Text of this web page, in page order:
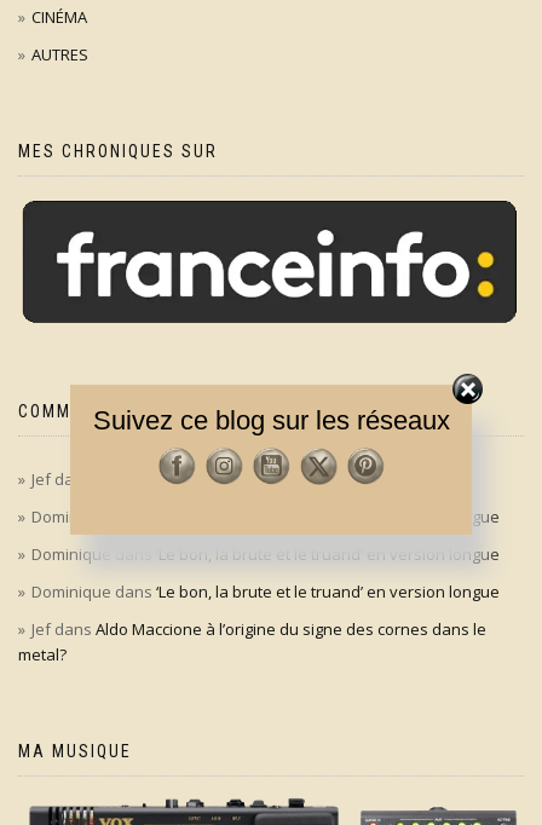
CINÉMA
AUTRES
MES CHRONIQUES SUR
COMMENTAIRES RÉCENTS
Jefdans
‘Le bon, la brute et le truand’ en version longue
Dominique
‘Le bon, la brute et le truand’ en version longue
Dominique
‘Le bon, la brute et le truand’ en version longue
Dominique dans ‘Le bon, la brute et le truand’ en version longue
Jefdans Aldo Maccione à l’origine du signe des cornes dans le
metal?
MA MUSIQUE
Suivez ce blog sur les réseaux